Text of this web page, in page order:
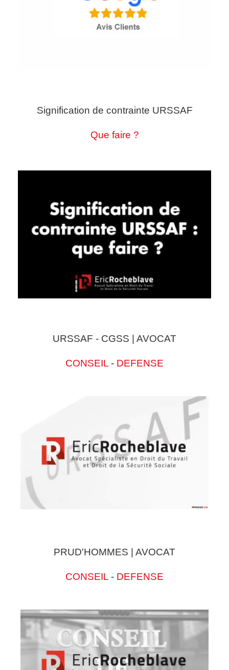
Signification de contrainte URSSAF
Que faire ?
URSSAF - CGSS | AVOCAT
CONSEIL - DEFENSE
PRUD'HOMMES | AVOCAT
CONSEIL - DEFENSE